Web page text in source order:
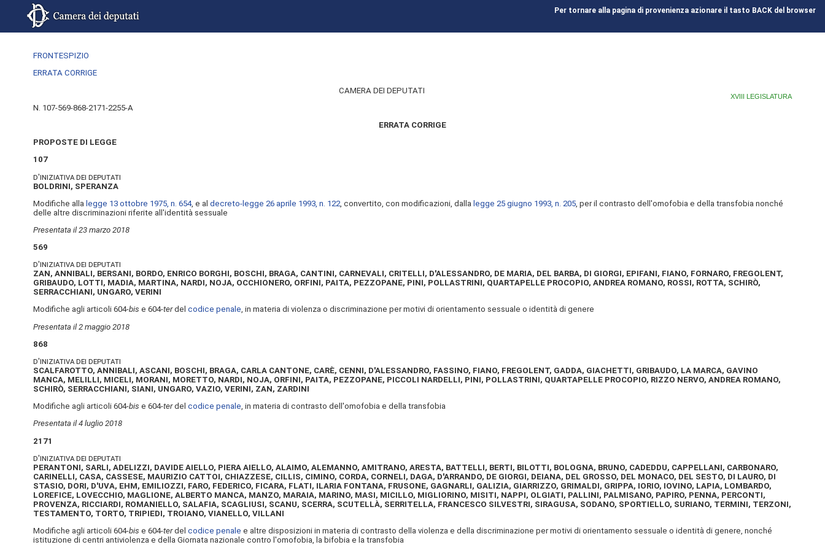
FRONTESPIZIO
ERRATA CORRIGE
XVIII LEGISLATURA
CAMERA DEI DEPUTATI
N. 107-569-868-2171-2255-A
ERRATA CORRIGE
PROPOSTE DI LEGGE
107
d'iniziativa dei deputati
BOLDRINI, SPERANZA
Modifiche alla legge 13 ottobre 1975, n. 654, e al decreto-legge 26 aprile 1993, n. 122, convertito, con modificazioni, dalla legge 25 giugno 1993, n. 205, per il contrasto dell'omofobia e della transfobia nonché
delle altre discriminazioni riferite all'identità sessuale
Presentata il 23 marzo 2018
569
d'iniziativa dei deputati
ZAN, ANNIBALI, BERSANI, BORDO, ENRICO BORGHI, BOSCHI, BRAGA, CANTINI, CARNEVALI, CRITELLI, D'ALESSANDRO, DE MARIA, DEL BARBA, DI GIORGI, EPIFANI, FIANO, FORNARO, FREGOLENT,
GRIBAUDO, LOTTI, MADIA, MARTINA, NARDI, NOJA, OCCHIONERO, ORFINI, PAITA, PEZZOPANE, PINI, POLLASTRINI, QUARTAPELLE PROCOPIO, ANDREA ROMANO, ROSSI, ROTTA, SCHIRÒ,
SERRACCHIANI, UNGARO, VERINI
Modifiche agli articoli 604-bis e 604-terdel codice penale, in materia di violenza o discriminazione per motivi di orientamento sessuale o identità di genere
Presentata il 2 maggio 2018
868
d'iniziativa dei deputati
SCALFAROTTO, ANNIBALI, ASCANI, BOSCHI, BRAGA, CARLA CANTONE, CARÈ, CENNI, D'ALESSANDRO, FASSINO, FIANO, FREGOLENT, GADDA, GIACHETTI, GRIBAUDO, LA MARCA, GAVINO
MANCA, MELILLI, MICELI, MORANI, MORETTO, NARDI, NOJA, ORFINI, PAITA, PEZZOPANE, PICCOLI NARDELLI, PINI, POLLASTRINI, QUARTAPELLE PROCOPIO, RIZZO NERVO, ANDREA ROMANO,
SCHIRÒ, SERRACCHIANI, SIANI, UNGARO, VAZIO, VERINI, ZAN, ZARDINI
Modifiche agli articoli 604-bis e 604-terdel codice penale, in materia di contrasto dell'omofobia e della transfobia
Presentata il 4 luglio 2018
2171
d'iniziativa dei deputati
PERANTONI, SARLI, ADELIZZI, DAVIDE AIELLO, PIERA AIELLO, ALAIMO, ALEMANNO, AMITRANO, ARESTA, BATTELLI, BERTI, BILOTTI, BOLOGNA, BRUNO, CADEDDU, CAPPELLANI, CARBONARO,
CARINELLI, CASA, CASSESE, MAURIZIO CATTOI, CHIAZZESE, CILLIS, CIMINO, CORDA, CORNELI, DAGA, D'ARRANDO, DE GIORGI, DEIANA, DEL GROSSO, DEL MONACO, DEL SESTO, DI LAURO, DI
STASIO, DORI, D'UVA, EHM, EMILIOZZI, FARO, FEDERICO, FICARA, FLATI, ILARIA FONTANA, FRUSONE, GAGNARLI, GALIZIA, GIARRIZZO, GRIMALDI, GRIPPA, IORIO, IOVINO, LAPIA, LOMBARDO,
LOREFICE, LOVECCHIO, MAGLIONE, ALBERTO MANCA, MANZO, MARAIA, MARINO, MASI, MICILLO, MIGLIORINO, MISITI, NAPPI, OLGIATI, PALLINI, PALMISANO, PAPIRO, PENNA, PERCONTI,
PROVENZA, RICCIARDI, ROMANIELLO, SALAFIA, SCAGLIUSI, SCANU, SCERRA, SCUTELLÀ, SERRITELLA, FRANCESCO SILVESTRI, SIRAGUSA, SODANO, SPORTIELLO, SURIANO, TERMINI, TERZONI,
TESTAMENTO, TORTO, TRIPIEDI, TROIANO, VIANELLO, VILLANI
Modifiche agli articoli 604-bis e 604-terdel codice penale e altre disposizioni in materia di contrasto della violenza e della discriminazione per motivi di orientamento sessuale o identità di genere, nonché
istituzione di centri antiviolenza e della Giornata nazionale contro l'omofobia, la bifobia e la transfobia
Per tornare alla pagina di provenienza azionare il tasto BACK del browser